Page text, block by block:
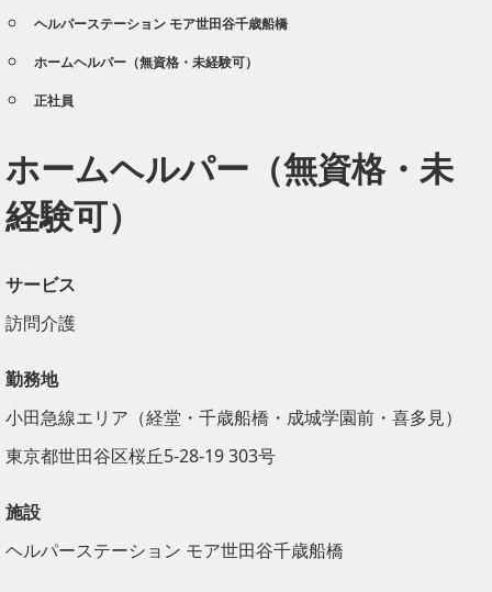
ヘルパーステーション モア世田谷千歳船橋
ホームヘルパー（無資格・未経験可）
正社員
ホームヘルパー（無資格・未
経験可）
サービス
訪問介護
勤務地
小田急線エリア（経堂・千歳船橋・成城学園前・喜多見）
東京都世田谷区桜丘5-28-19 303号
施設
ヘルパーステーション モア世田谷千歳船橋